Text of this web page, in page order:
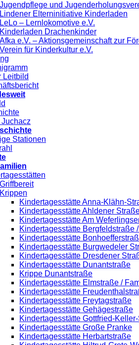
Jugendpflege und
Lindener Elterninitiative Kinderladen
LeLo – Lernlokomotive e.V.
Kinderladen Drachenkinder
Afka e.V. – Aktionsgemeinschaft zur
Verein für Kinderkultur e.V.
Leitbild
Juchacz
Stationen
Griffbereit
Krippen
Kindertagesstätte Anna-Klähn-
Kindertagesstätte Ahldener
Kindertagesstätte Am
Kindertagesstätte Bergfeldstraße
Kindertagesstätte
Kindertagesstätte Burgwedeler
Kindertagesstätte Dresdener
Kindertagesstätte Dunantstraße
Krippe Dunantstraße
Kindertagesstätte Elmstraße /
Kindertagesstätte
Kindertagesstätte Freytagstraße
Kindertagesstätte Gehägestraße
Kindertagesstätte Gottfried-
Kindertagesstätte Große Pranke
Kindertagesstätte Herbartstraße